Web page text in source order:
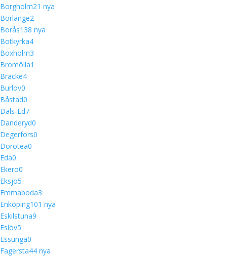
Borgholm21 nya
Borlänge2
Borås138 nya
Botkyrka4
Boxholm3
Bromölla1
Bräcke4
Burlöv0
Båstad0
Dals-Ed7
Danderyd0
Degerfors0
Dorotea0
Eda0
Ekerö0
Eksjö5
Emmaboda3
Enköping101 nya
Eskilstuna9
Eslöv5
Essunga0
Fagersta44 nya